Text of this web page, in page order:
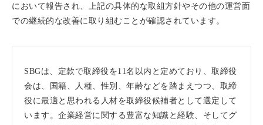
において報告され、上記の具体的な取組方針やその他の運営面
での継続的な改善に取り組むことが確認されています。
SBGは、定款で取締役を11名以内と定めており、取締役
会は、国籍、人種、性別、年齢などを踏まえつつ、取締
役に最適と思われる人材を取締役候補者として選定して
います。企業経営に関する豊富な知識と経験、そしてグ